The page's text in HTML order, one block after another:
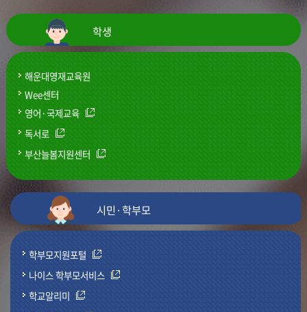
학생
해운대영재교육원
Wee센터
영어·국제교육
독서로
부산늘봄지원센터
시민·학부모
학부모지원포털
나이스 학부모서비스
학교알리미